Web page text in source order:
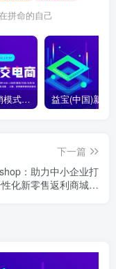
拼命的自己
微信小程序分销模式如何合法合规运营？
下一篇
：助力中小企业打
化新零售返利商城系